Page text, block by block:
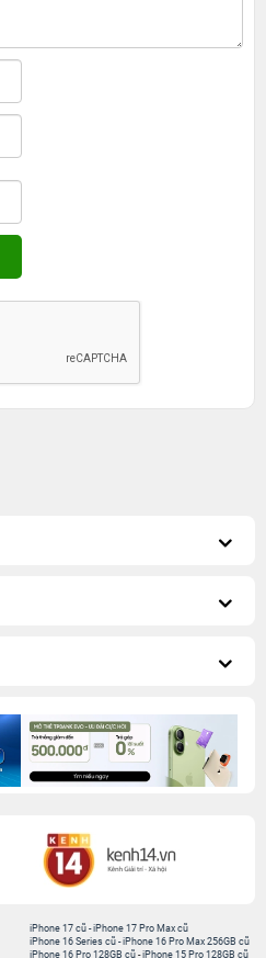
iPhone 17 cũ-iPhone 17 Pro Max cũ
iPhone 16 Series cũ- iPhone 16 Pro Max 256GB cũ
iPhone 16 Pro 128GB cũ-iPhone 15 Pro 128GB cũ